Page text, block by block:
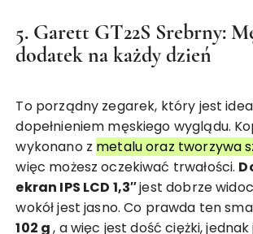
5. Garett GT22S Srebrny:
dodatek na każdy dzień
To porządny zegarek, który jest
dopełnieniem męskiego wyglądu.
wykonano z metalu oraz tworzywa
więc możesz oczekiwać trwałości.
ekran IPS LCD 1,3″jest dobrze
wokół jest jasno. Co prawda ten
102 g, a więc jest dość ciężki,